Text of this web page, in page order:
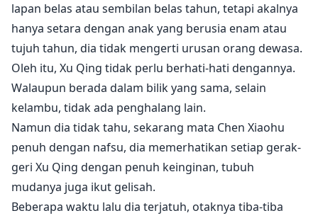
lapan belas atau sembilan belas tahun, tetapi akalnya
hanya setara dengan anak yang berusia enam atau
tujuh tahun, dia tidak mengerti urusan orang dewasa.
Oleh itu, Xu Qing tidak perlu berhati-hati dengannya.
Walaupun berada dalam bilik yang sama, selain
kelambu, tidak ada penghalang lain.
Namun dia tidak tahu, sekarang mata Chen Xiaohu
penuh dengan nafsu, dia memerhatikan setiap gerak-
geri Xu Qing dengan penuh keinginan, tubuh
mudanya juga ikut gelisah.
Beberapa waktu lalu dia terjatuh, otaknya tiba-tiba